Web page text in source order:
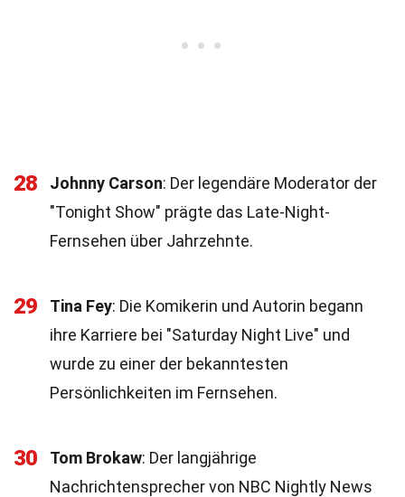
28 Johnny Carson: Der legendäre Moderator der
"Tonight Show" prägte das Late-Night-
Fernsehen über Jahrzehnte.
29 Tina Fey: Die Komikerin und Autorin begann
ihre Karriere bei "Saturday Night Live" und
wurde zu einer der bekanntesten
Persönlichkeiten im Fernsehen.
30 Tom Brokaw: Der langjährige
Nachrichtensprecher von NBC Nightly News